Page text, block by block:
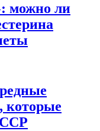
можно ли
которые